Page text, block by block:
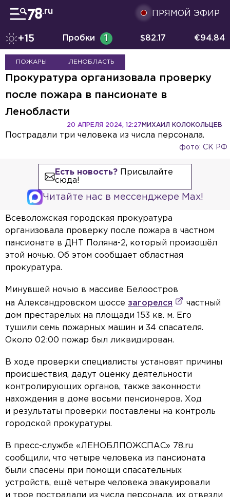
ПРЯМОЙ ЭФИР
+15 Пробки 1 $82.17 €94.84
ПОЖАРЫ ЛЕНОБЛАСТЬ
Прокуратура организовала проверку
после пожара в пансионате в
Ленобласти
МИХАИЛ КОЛОКОЛЬЦЕВ
20 АПРЕЛЯ 2024, 12:27
Пострадали три человека из числа персонала.
фото: СК РФ
Есть новость?Присылайте
сюда!
Читайте нас в мессенджере Max!
Всеволожская городская прокуратура
организовала проверку после пожара в частном
пансионате в ДНТ Поляна-2, который произошёл
этой ночью. Об этом сообщает областная
прокуратура.
Минувшей ночью в массиве Белоостров
на Александровском шоссе загорелся
частный
дом престарелых на площади 153 кв. м. Его
тушили семь пожарных машин и 34 спасателя.
Около 02:00 пожар был ликвидирован.
В ходе проверки специалисты установят причины
происшествия, дадут оценку деятельности
контролирующих органов, также законности
нахождения в доме восьми пенсионеров. Ход
и результаты проверки поставлены на контроль
городской прокуратуры.
В пресс-службе «ЛЕНОБЛПОЖСПАС» 78.ru
сообщили, что четыре человека из пансионата
были спасены при помощи спасательных
устройств, ещё четыре человека эвакуировали
и трое пострадали из числа персонала, их отвезли